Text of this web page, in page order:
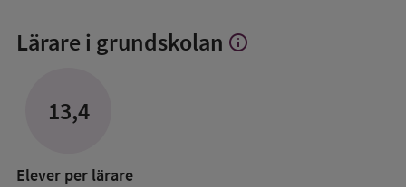
Lärare i grundskolan Visa
info
13,4
Elever per lärare